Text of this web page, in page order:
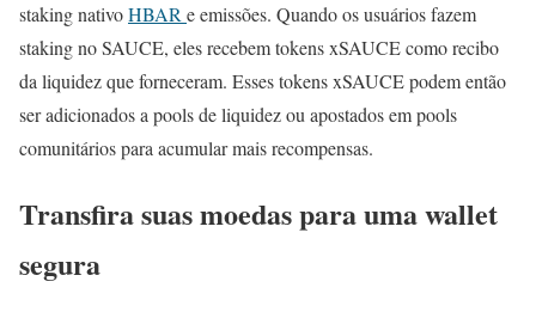
staking nativoHBARe emissões. Quando os usuários fazem
staking no SAUCE, eles recebem tokens xSAUCE como recibo
da liquidez que forneceram. Esses tokens xSAUCE podem então
ser adicionados a pools de liquidez ou apostados em pools
comunitários para acumular mais recompensas.
Transfira suas moedas para uma wallet
segura